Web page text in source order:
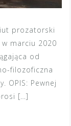
prozatorski
w marciu 2020
od
filozoficzna
OPIS: Pewnej
[…]